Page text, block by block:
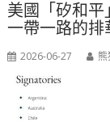
美國「矽和
一帶一路的排
2026-06-27